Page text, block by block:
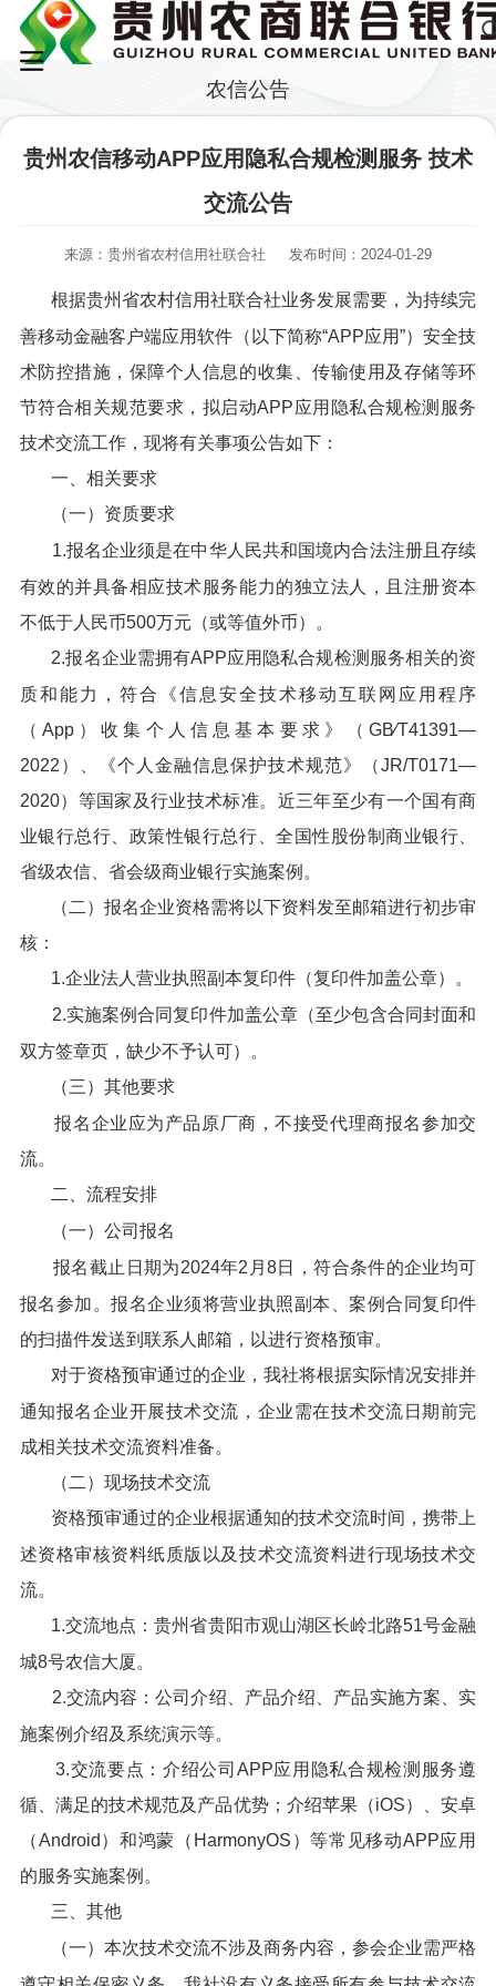
农信公告
贵州农信移动APP应用隐私合规检测服务 技术
交流公告
来源：贵州省农村信用社联合社 发布时间：2024-01-29
根据贵州省农村信用社联合社业务发展需要，为持续完
善移动金融客户端应用软件（以下简称“APP应用”）安全技
术防控措施，保障个人信息的收集、传输使用及存储等环
节符合相关规范要求，拟启动APP应用隐私合规检测服务
技术交流工作，现将有关事项公告如下：
一、相关要求
（一）资质要求
1.报名企业须是在中华人民共和国境内合法注册且存续
有效的并具备相应技术服务能力的独立法人，且注册资本
不低于人民币500万元（或等值外币）。
2.报名企业需拥有APP应用隐私合规检测服务相关的资
质和能力，符合《信息安全技术移动互联网应用程序
（App）收集个人信息基本要求》（GB∕T41391—
2022）、《个人金融信息保护技术规范》（JR/T0171—
2020）等国家及行业技术标准。近三年至少有一个国有商
业银行总行、政策性银行总行、全国性股份制商业银行、
省级农信、省会级商业银行实施案例。
（二）报名企业资格需将以下资料发至邮箱进行初步审
核：
1.企业法人营业执照副本复印件（复印件加盖公章）。
2.实施案例合同复印件加盖公章（至少包含合同封面和
双方签章页，缺少不予认可）。
（三）其他要求
报名企业应为产品原厂商，不接受代理商报名参加交
流。
二、流程安排
（一）公司报名
报名截止日期为2024年2月8日，符合条件的企业均可
报名参加。报名企业须将营业执照副本、案例合同复印件
的扫描件发送到联系人邮箱，以进行资格预审。
对于资格预审通过的企业，我社将根据实际情况安排并
通知报名企业开展技术交流，企业需在技术交流日期前完
成相关技术交流资料准备。
（二）现场技术交流
资格预审通过的企业根据通知的技术交流时间，携带上
述资格审核资料纸质版以及技术交流资料进行现场技术交
流。
1.交流地点：贵州省贵阳市观山湖区长岭北路51号金融
城8号农信大厦。
2.交流内容：公司介绍、产品介绍、产品实施方案、实
施案例介绍及系统演示等。
3.交流要点：介绍公司APP应用隐私合规检测服务遵
循、满足的技术规范及产品优势；介绍苹果（iOS）、安卓
（Android）和鸿蒙（HarmonyOS）等常见移动APP应用
的服务实施案例。
三、其他
（一）本次技术交流不涉及商务内容，参会企业需严格